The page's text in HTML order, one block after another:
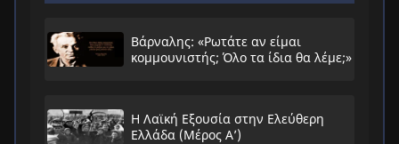
Βάρναλης: «Ρωτάτε αν είμαι
κομμουνιστής; Όλο τα ίδια θα λέμε;»
Η Λαϊκή Εξουσία στην Ελεύθερη
Ελλάδα (Μέρος Α’)